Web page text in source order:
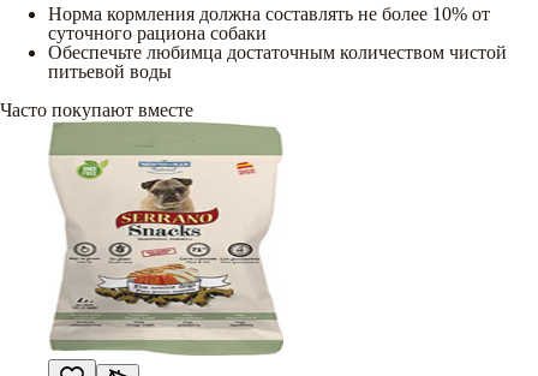
Норма кормления должна составлять не более 10% от
суточного рациона собаки
Обеспечьте любимца достаточным количеством чистой
питьевой воды
Часто покупают вместе